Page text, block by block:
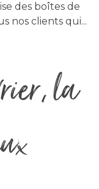
des boîtes de
nos clients qui...
la